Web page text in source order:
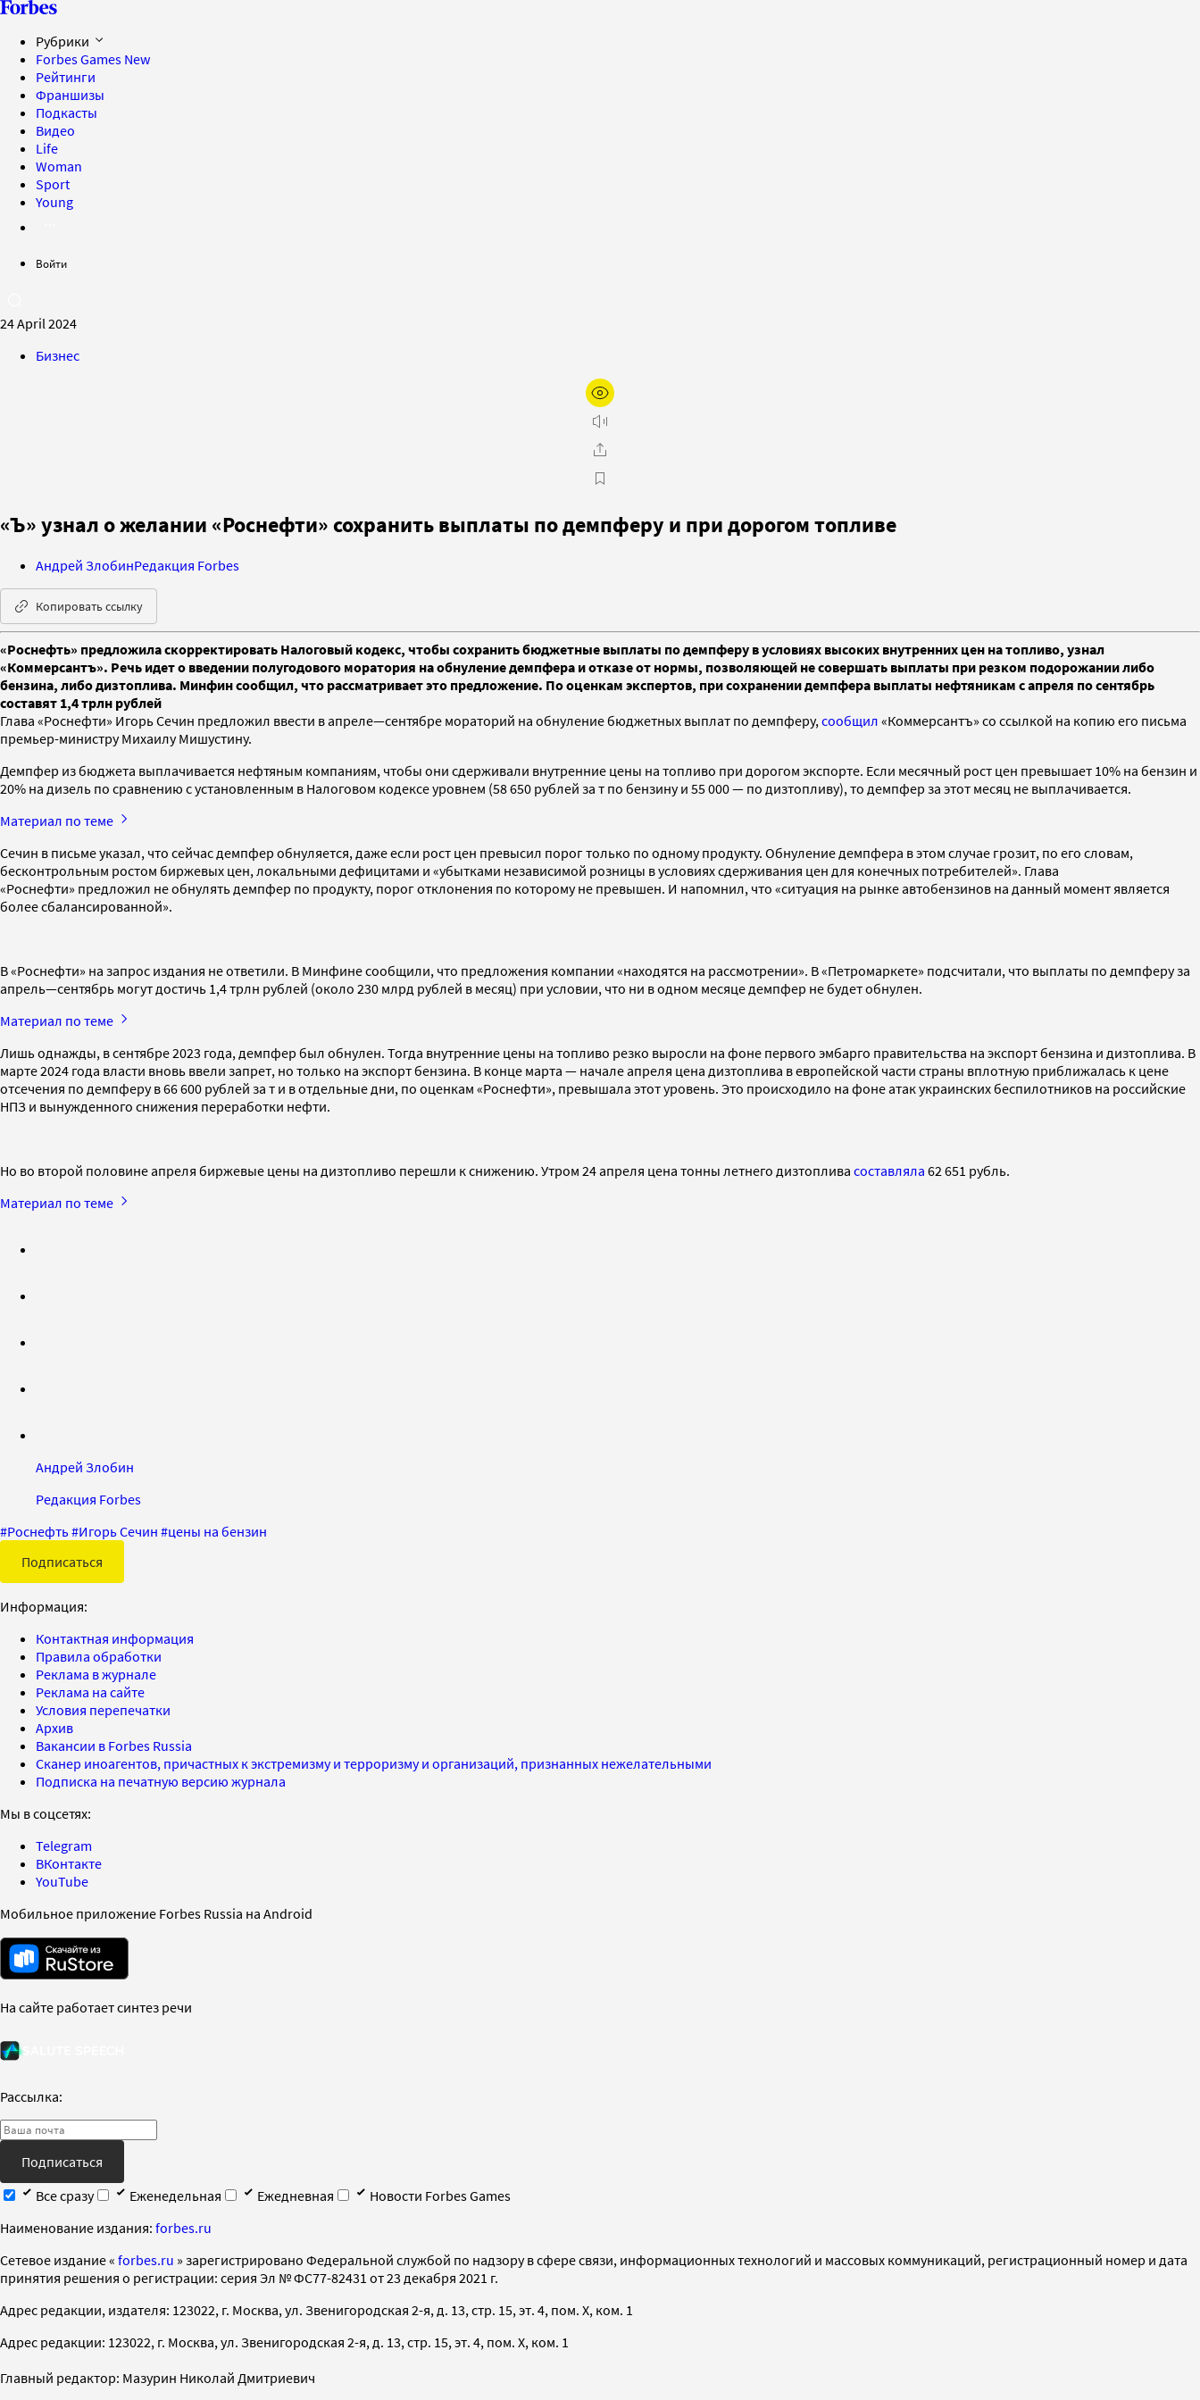
Рубрики
Forbes Games New
Рейтинги
Франшизы
Подкасты
Видео
Life
Woman
Sport
Young
Войти
24 April 2024
Бизнес
«Ъ» узнал о желании «Роснефти» сохранить выплаты по демпферу и при дорогом топливе
Андрей ЗлобинРедакция Forbes
Копировать ссылку
«Роснефть» предложила скорректировать Налоговый кодекс, чтобы сохранить бюджетные выплаты по демпферу в условиях высоких внутренних цен на топливо, узнал
«Коммерсантъ». Речь идет о введении полугодового моратория на обнуление демпфера и отказе от нормы, позволяющей не совершать выплаты при резком подорожании либо
бензина, либо дизтоплива. Минфин сообщил, что рассматривает это предложение. По оценкам экспертов, при сохранении демпфера выплаты нефтяникам с апреля по сентябрь
составят 1,4 трлн рублей
Глава «Роснефти» Игорь Сечин предложил ввести в апреле—сентябре мораторий на обнуление бюджетных выплат по демпферу, сообщил «Коммерсантъ» со ссылкой на копию его письма
премьер-министру Михаилу Мишустину.
Демпфер из бюджета выплачивается нефтяным компаниям, чтобы они сдерживали внутренние цены на топливо при дорогом экспорте. Если месячный рост цен превышает 10% на бензин и
20% на дизель по сравнению с установленным в Налоговом кодексе уровнем (58 650 рублей за т по бензину и 55 000 — по дизтопливу), то демпфер за этот месяц не выплачивается.
Материал по теме
Сечин в письме указал, что сейчас демпфер обнуляется, даже если рост цен превысил порог только по одному продукту. Обнуление демпфера в этом случае грозит, по его словам,
бесконтрольным ростом биржевых цен, локальными дефицитами и «убытками независимой розницы в условиях сдерживания цен для конечных потребителей». Глава
«Роснефти» предложил не обнулять демпфер по продукту, порог отклонения по которому не превышен. И напомнил, что «ситуация на рынке автобензинов на данный момент является
более сбалансированной».
В «Роснефти» на запрос издания не ответили. В Минфине сообщили, что предложения компании «находятся на рассмотрении». В «Петромаркете» подсчитали, что выплаты по демпферу за
апрель—сентябрь могут достичь 1,4 трлн рублей (около 230 млрд рублей в месяц) при условии, что ни в одном месяце демпфер не будет обнулен.
Материал по теме
Лишь однажды, в сентябре 2023 года, демпфер был обнулен. Тогда внутренние цены на топливо резко выросли на фоне первого эмбарго правительства на экспорт бензина и дизтоплива. В
марте 2024 года власти вновь ввели запрет, но только на экспорт бензина. В конце марта — начале апреля цена дизтоплива в европейской части страны вплотную приближалась к цене
отсечения по демпферу в 66 600 рублей за т и в отдельные дни, по оценкам «Роснефти», превышала этот уровень. Это происходило на фоне атак украинских беспилотников на российские
НПЗ и вынужденного снижения переработки нефти.
Но во второй половине апреля биржевые цены на дизтопливо перешли к снижению. Утром 24 апреля цена тонны летнего дизтоплива составляла 62 651 рубль.
Материал по теме
Андрей Злобин
Редакция Forbes
#Роснефть#Игорь Сечин #цены на бензин
Подписаться
Информация:
Контактная информация
Правила обработки
Реклама в журнале
Реклама на сайте
Условия перепечатки
Архив
Вакансии в Forbes Russia
Сканер иноагентов, причастных к экстремизму и терроризму и организаций, признанных нежелательными
Подписка на печатную версию журнала
Мы в соцсетях:
Telegram
ВКонтакте
YouTube
Мобильное приложение Forbes Russia на Android
На сайте работает синтез речи
Рассылка:
Подписаться
Все сразу
Еженедельная Ежедневная
Новости Forbes Games
Наименование издания: forbes.ru
Cетевое издание « forbes.ru » зарегистрировано Федеральной службой по надзору в сфере связи, информационных технологий и массовых коммуникаций, регистрационный номер и дата
принятия решения о регистрации: серия Эл № ФС77-82431 от 23 декабря 2021 г.
Адрес редакции, издателя: 123022, г. Москва, ул. Звенигородская 2-я, д. 13, стр. 15, эт. 4, пом. X, ком. 1
Адрес редакции: 123022, г. Москва, ул. Звенигородская 2-я, д. 13, стр. 15, эт. 4, пом. X, ком. 1
Главный редактор: Мазурин Николай Дмитриевич